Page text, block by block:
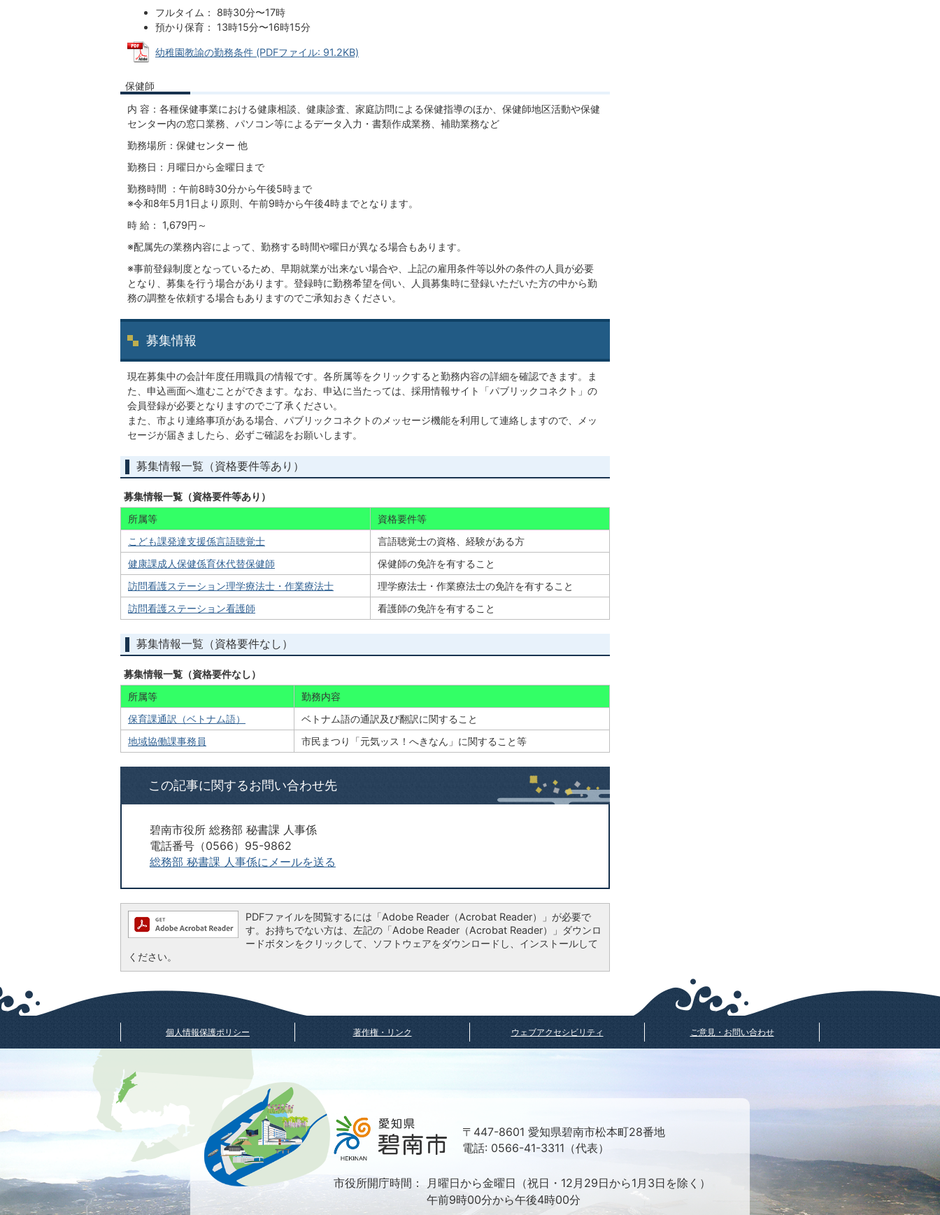
フルタイム： 8時30分〜17時
預かり保育： 13時15分〜16時15分
幼稚園教諭の勤務条件 (PDFファイル: 91.2KB)
保健師
内 容：各種保健事業における健康相談、健康診査、家庭訪問による保健指導のほか、保健師地区活動や保健
センター内の窓口業務、パソコン等によるデータ入力・書類作成業務、補助業務など
勤務場所：保健センター 他
勤務日：月曜日から金曜日まで
勤務時間 ：午前8時30分から午後5時まで
※令和8年5月1日より原則、午前9時から午後4時までとなります。
時 給： 1,679円～
※配属先の業務内容によって、勤務する時間や曜日が異なる場合もあります。
※事前登録制度となっているため、早期就業が出来ない場合や、上記の雇用条件等以外の条件の人員が必要
となり、募集を行う場合があります。登録時に勤務希望を伺い、人員募集時に登録いただいた方の中から勤
務の調整を依頼する場合もありますのでご承知おきください。
募集情報
現在募集中の会計年度任用職員の情報です。各所属等をクリックすると勤務内容の詳細を確認できます。ま
た、申込画面へ進むことができます。なお、申込に当たっては、採用情報サイト「パブリックコネクト」の
会員登録が必要となりますのでご了承ください。
また、市より連絡事項がある場合、パブリックコネクトのメッセージ機能を利用して連絡しますので、メッ
セージが届きましたら、必ずご確認をお願いします。
募集情報一覧（資格要件等あり）
募集情報一覧（資格要件等あり）
所属等
資格要件等
こども課発達支援係言語聴覚士
言語聴覚士の資格、経験がある方
健康課成人保健係育休代替保健師
保健師の免許を有すること
訪問看護ステーション理学療法士・作業療法士
理学療法士・作業療法士の免許を有すること
訪問看護ステーション看護師
看護師の免許を有すること
募集情報一覧（資格要件なし）
募集情報一覧（資格要件なし）
所属等
勤務内容
保育課通訳（ベトナム語）
ベトナム語の通訳及び翻訳に関すること
地域協働課事務員
市民まつり「元気ッス！へきなん」に関すること等
この記事に関するお問い合わせ先
碧南市役所 総務部 秘書課 人事係
電話番号（0566）95-9862
総務部 秘書課 人事係にメールを送る
PDFファイルを閲覧するには「Adobe Reader（Acrobat Reader）」が必要で
す。お持ちでない方は、左記の「Adobe Reader（Acrobat Reader）」ダウンロ
ードボタンをクリックして、ソフトウェアをダウンロードし、インストールして
ください。
個人情報保護ポリシー 著作権・リンク ウェブアクセシビリティ ご意見・お問い合わせ
〒447-8601 愛知県碧南市松本町28番地
電話: 0566-41-3311（代表）
市役所開庁時間：
月曜日から金曜日（祝日・12月29日から1月3日を除く）
午前9時00分から午後4時00分